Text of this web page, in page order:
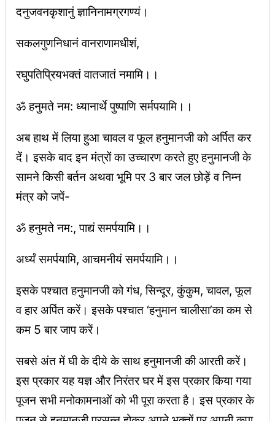
दनुजवनकृशानुं ज्ञानिनामग्रगण्यं।
सकलगुणनिधानं वानराणामधीशं,
रघुपतिप्रियभक्तं वातजातं नमामि।।
ॐ हनुमते नम: ध्यानार्थे पुष्पाणि सर्मपयामि।।
अब हाथ में लिया हुआ चावल व फूल हनुमानजी को अर्पित कर
दें। इसके बाद इन मंत्रों का उच्चारण करते हुए हनुमानजी के
सामने किसी बर्तन अथवा भूमि पर 3 बार जल छोड़ें व निम्न
मंत्र को जपें-
ॐ हनुमते नम:, पाद्यं समर्पयामि।।
अर्ध्यं समर्पयामि, आचमनीयं समर्पयामि।।
इसके पश्चात हनुमानजी को गंध, सिन्दूर, कुंकुम, चावल, फूल
व हार अर्पित करें। इसके पश्चात ‘हनुमान चालीसा’का कम से
कम 5 बार जाप करें।
सबसे अंत में घी के दीये के साथ हनुमानजी की आरती करें।
इस प्रकार यह यज्ञ और निरंतर घर में इस प्रकार किया गया
पूजन सभी मनोकामनाओं को भी पूरा करता है। इस प्रकार के